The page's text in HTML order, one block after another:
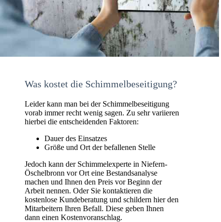
Was kostet die Schimmelbeseitigung?
Leider kann man bei der Schimmelbeseitigung
vorab immer recht wenig sagen. Zu sehr variieren
hierbei die entscheidenden Faktoren:
Dauer des Einsatzes
Größe und Ort der befallenen Stelle
Jedoch kann der Schimmelexperte in Niefern-
Öschelbronn vor Ort eine Bestandsanalyse
machen und Ihnen den Preis vor Beginn der
Arbeit nennen. Oder Sie kontaktieren die
kostenlose Kundeberatung und schildern hier den
Mitarbeitern Ihren Befall. Diese geben Ihnen
dann einen Kostenvoranschlag.